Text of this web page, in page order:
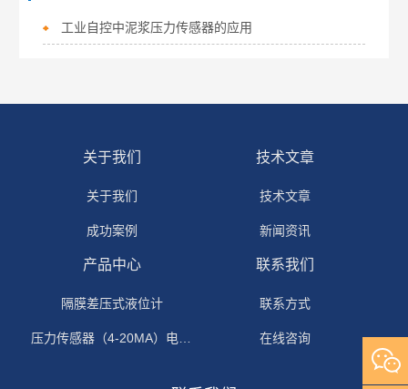
工业自控中泥浆压力传感器的应用
关于我们
关于我们
成功案例
技术文章
技术文章
新闻资讯
产品中心
隔膜差压式液位计
压力传感器（4-20MA）电流输出
联系我们
联系方式
在线咨询